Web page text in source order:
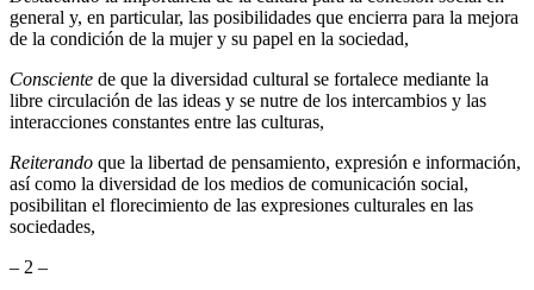
general y, en particular, las posibilidades que encierra para la mejora
de la condición de la mujer y su papel en la sociedad,
Consciente de que la diversidad cultural se fortalece mediante la
libre circulación de las ideas y se nutre de los intercambios y las
interacciones constantes entre las culturas,
Reiterando que la libertad de pensamiento, expresión e información,
así como la diversidad de los medios de comunicación social,
posibilitan el florecimiento de las expresiones culturales en las
sociedades,
– 2 –